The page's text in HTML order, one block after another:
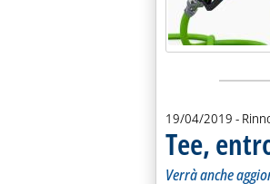
19/04/2019 -
Tee,
Verrà anche